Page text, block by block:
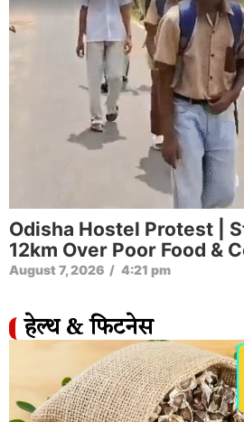
Odisha Hostel Protest |
12km Over Poor Food &
August 7, 2026 / 4:21 pm
हेल्थ & फिटनेस